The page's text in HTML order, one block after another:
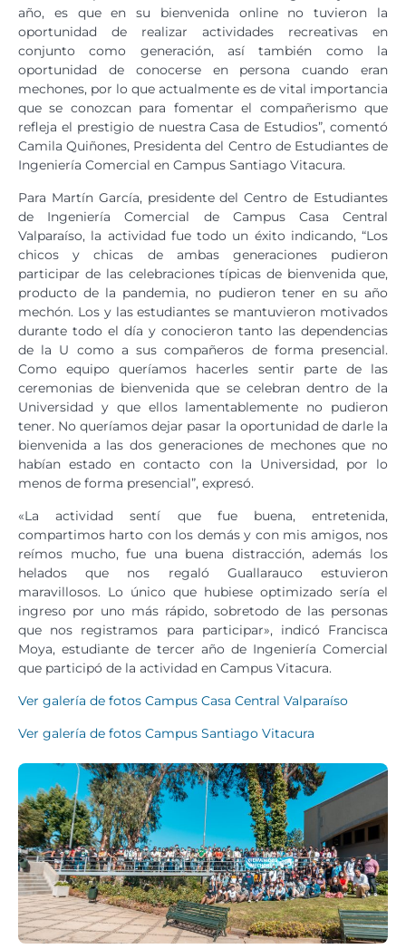
año, es que en su bienvenida online no tuvieron la
oportunidad de realizar actividades recreativas en
conjunto como generación, así también como la
oportunidad de conocerse en persona cuando eran
mechones, por lo que actualmente es de vital importancia
que se conozcan para fomentar el compañerismo que
refleja el prestigio de nuestra Casa de Estudios”, comentó
Camila Quiñones, Presidenta del Centro de Estudiantes de
Ingeniería Comercial en Campus Santiago Vitacura.
Para Martín García, presidente del Centro de Estudiantes
de Ingeniería Comercial de Campus Casa Central
Valparaíso, la actividad fue todo un éxito indicando, “Los
chicos y chicas de ambas generaciones pudieron
participar de las celebraciones típicas de bienvenida que,
producto de la pandemia, no pudieron tener en su año
mechón. Los y las estudiantes se mantuvieron motivados
durante todo el día y conocieron tanto las dependencias
de la U como a sus compañeros de forma presencial.
Como equipo queríamos hacerles sentir parte de las
ceremonias de bienvenida que se celebran dentro de la
Universidad y que ellos lamentablemente no pudieron
tener. No queríamos dejar pasar la oportunidad de darle la
bienvenida a las dos generaciones de mechones que no
habían estado en contacto con la Universidad, por lo
menos de forma presencial”, expresó.
«La actividad sentí que fue buena, entretenida,
compartimos harto con los demás y con mis amigos, nos
reímos mucho, fue una buena distracción, además los
helados que nos regaló Guallarauco estuvieron
maravillosos. Lo único que hubiese optimizado sería el
ingreso por uno más rápido, sobretodo de las personas
que nos registramos para participar», indicó Francisca
Moya, estudiante de tercer año de Ingeniería Comercial
que participó de la actividad en Campus Vitacura.
Ver galería de fotos Campus Casa Central Valparaíso
Ver galería de fotos Campus Santiago Vitacura